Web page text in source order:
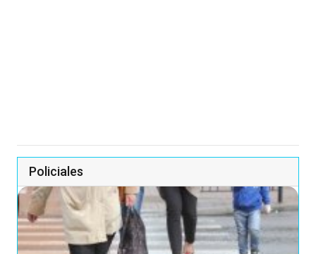
Policiales